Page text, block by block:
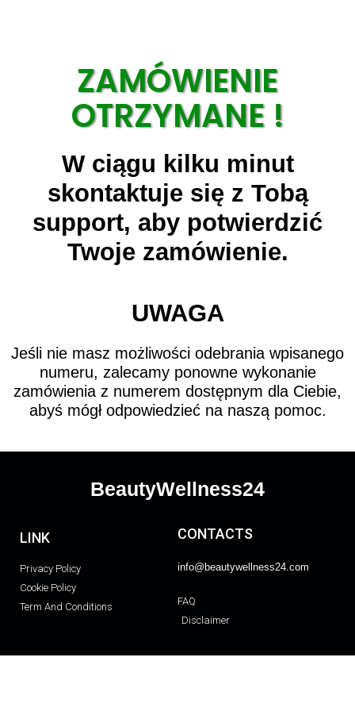
ZAMÓWIENIE
OTRZYMANE !
W ciągu kilku minut
skontaktuje się z Tobą
support, aby potwierdzić
Twoje zamówienie.
UWAGA
Jeśli nie masz możliwości odebrania wpisanego
numeru, zalecamy ponowne wykonanie
zamówienia z numerem dostępnym dla Ciebie,
abyś mógł odpowiedzieć na naszą pomoc.
BeautyWellness24
LINK
Privacy Policy
Cookie Policy
Term And Conditions
CONTACTS
info@beautywellness24.com
FAQ
Disclaimer